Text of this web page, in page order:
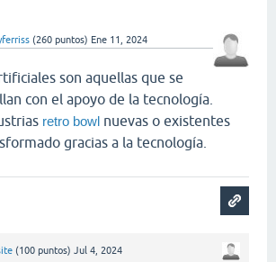
(260 puntos) Ene 11, 2024
son aquellas que se
con el apoyo de la tecnología.
retro bowl nuevas o existentes
gracias a la tecnología.
(100 puntos) Jul 4, 2024